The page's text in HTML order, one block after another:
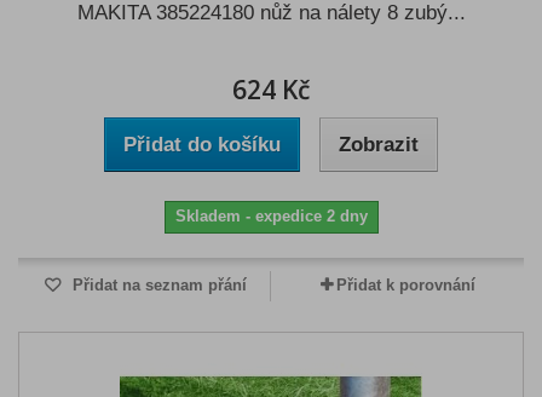
MAKITA 385224180 nůž na nálety 8 zubý...
624 Kč
Přidat do košíku Zobrazit
Skladem - expedice 2 dny
Přidat na seznam přání Přidat k porovnání